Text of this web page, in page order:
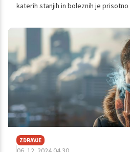
katerih stanjih in boleznih je prisotno
ZDRAVJE